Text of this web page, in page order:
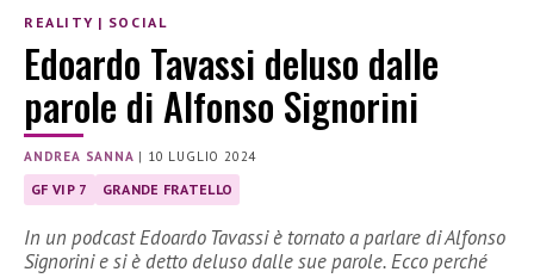
REALITY | SOCIAL
Edoardo Tavassi deluso dalle
parole di Alfonso Signorini
ANDREA SANNA | 10 LUGLIO 2024
GF VIP 7 GRANDE FRATELLO
In un podcast Edoardo Tavassi è tornato a parlare di Alfonso
Signorini e si è detto deluso dalle sue parole. Ecco perché